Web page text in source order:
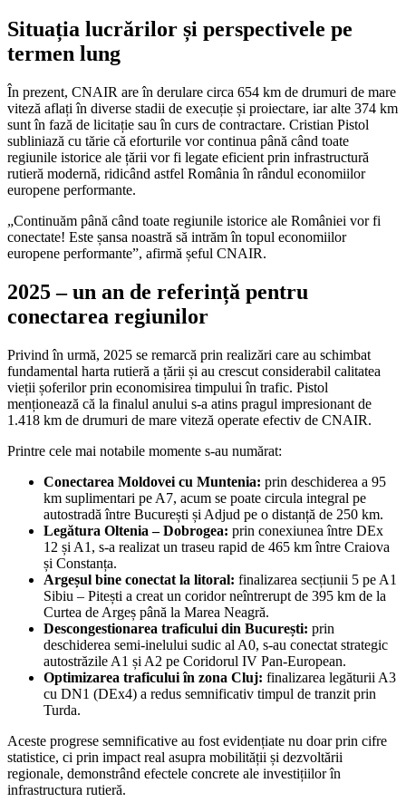
Situația lucrărilor și perspectivele pe
termen lung
În prezent, CNAIR are în derulare circa 654 km de drumuri de mare
viteză aflați în diverse stadii de execuție și proiectare, iar alte 374 km
sunt în fază de licitație sau în curs de contractare. Cristian Pistol
subliniază cu tărie că eforturile vor continua până când toate
regiunile istorice ale țării vor fi legate eficient prin infrastructură
rutieră modernă, ridicând astfel România în rândul economiilor
europene performante.
„Continuăm până când toate regiunile istorice ale României vor fi
conectate! Este șansa noastră să intrăm în topul economiilor
europene performante”, afirmă șeful CNAIR.
2025 – un an de referință pentru
conectarea regiunilor
Privind în urmă, 2025 se remarcă prin realizări care au schimbat
fundamental harta rutieră a țării și au crescut considerabil calitatea
vieții șoferilor prin economisirea timpului în trafic. Pistol
menționează că la finalul anului s-a atins pragul impresionant de
1.418 km de drumuri de mare viteză operate efectiv de CNAIR.
Printre cele mai notabile momente s-au numărat:
Conectarea Moldovei cu Muntenia: prin deschiderea a 95
km suplimentari pe A7, acum se poate circula integral pe
autostradă între București și Adjud pe o distanță de 250 km.
Legătura Oltenia – Dobrogea: prin conexiunea între DEx
12 și A1, s-a realizat un traseu rapid de 465 km între Craiova
și Constanța.
Argeșul bine conectat la litoral: finalizarea secțiunii 5 pe A1
Sibiu – Pitești a creat un coridor neîntrerupt de 395 km de la
Curtea de Argeș până la Marea Neagră.
Descongestionarea traficului din București: prin
deschiderea semi-inelului sudic al A0, s-au conectat strategic
autostrăzile A1 și A2 pe Coridorul IV Pan-European.
Optimizarea traficului în zona Cluj: finalizarea legăturii A3
cu DN1 (DEx4) a redus semnificativ timpul de tranzit prin
Turda.
Aceste progrese semnificative au fost evidențiate nu doar prin cifre
statistice, ci prin impact real asupra mobilității și dezvoltării
regionale, demonstrând efectele concrete ale investițiilor în
infrastructura rutieră.